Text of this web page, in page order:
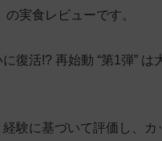
の実食レビューです。
復活!? 再始動 “第1弾”
験に基づいて評価し、